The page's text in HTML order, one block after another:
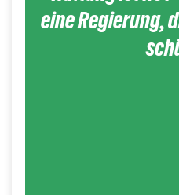
eine Regierung,